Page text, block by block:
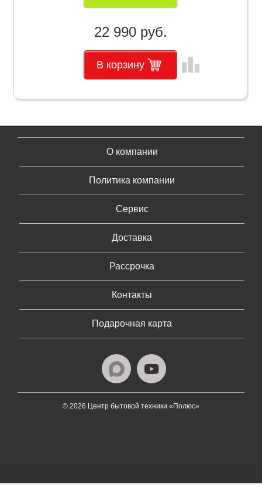
22 990 руб.
В корзину leaderboard
О компании
Политика компании
Сервис
Доставка
Рассрочка
Контакты
Подарочная карта
© 2026 Центр бытовой техники «Полюс»